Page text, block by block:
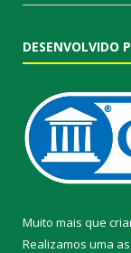
DESENVOLVIDO
Muito mais que
Realizamos uma